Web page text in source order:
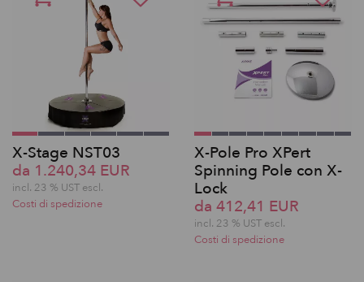
X-Stage NST03
da 1.240,34 EUR
incl. 23 % UST escl.
Costi di spedizione
X-Pole Pro XPert
Spinning Pole con X-
Lock
da 412,41 EUR
incl. 23 % UST escl.
Costi di spedizione